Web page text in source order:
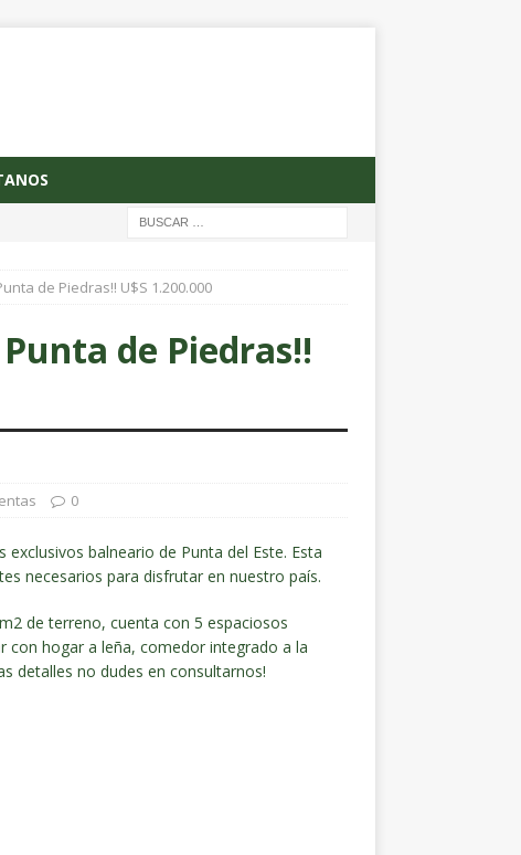
de Piedras!! U$S 1.200.000
de Piedras!!
0
balneario de Punta del Este. Esta
necesarios para disfrutar en nuestro país.
de terreno, cuenta con 5 espaciosos
con hogar a leña, comedor integrado a la
detalles no dudes en consultarnos!